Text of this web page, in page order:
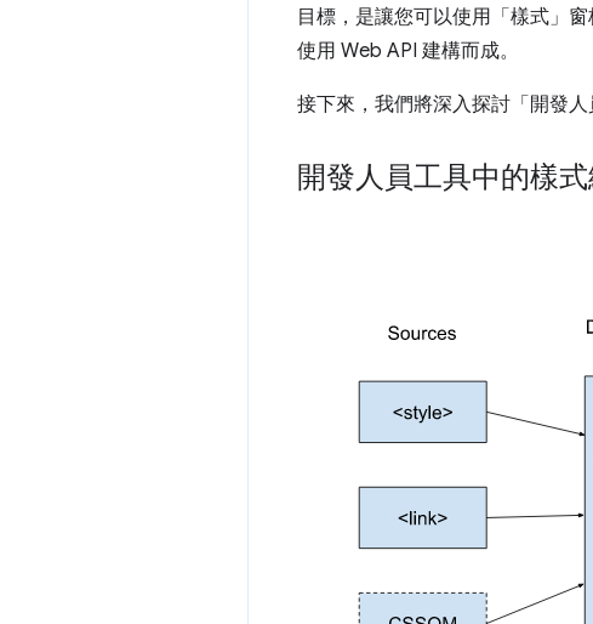
目標，是讓您可以使用「樣式」
使用 Web API 建構而成。
接下來，我們將深入探討「開發人
開發人員工具中的樣式